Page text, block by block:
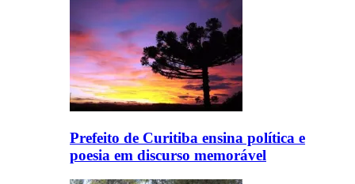
Prefeito de Curitiba ensina polí­tica e
poesia em discurso memorável